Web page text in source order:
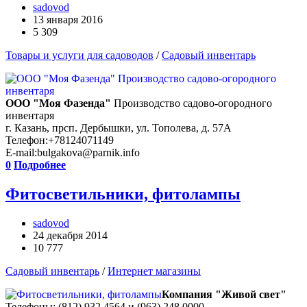
sadovod
13 января 2016
5 309
Товары и услуги для садоводов /Садовый инвентарь
ООО "Моя Фазенда" Производство садово-огородного
инвентаря
г. Казань, прсп. Дербышки, ул. Тополева, д. 57А
Телефон:+78124071149
E-mail:bulgakova@parnik.info
0 Подробнее
Фитосветильники, фитолампы
sadovod
24 декабря 2014
10 777
Садовый инвентарь /Интернет магазины
Компания "Живой свет"